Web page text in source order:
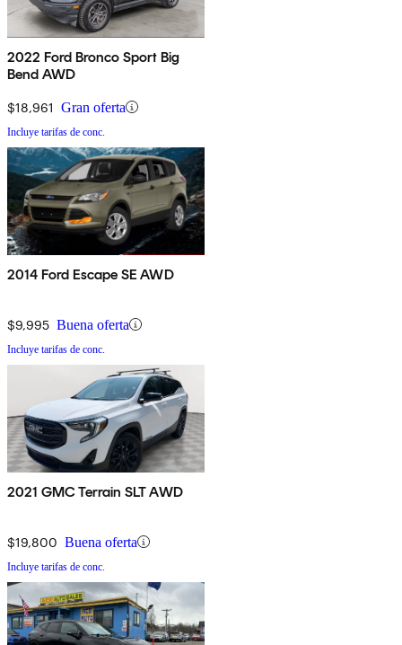
2022 Ford Bronco Sport Big
Bend AWD
$18,961 Gran oferta
Incluye tarifas de conc.
2014 Ford Escape SE AWD
$9,995 Buena oferta
Incluye tarifas de conc.
2021 GMC Terrain SLT AWD
$19,800 Buena oferta
Incluye tarifas de conc.